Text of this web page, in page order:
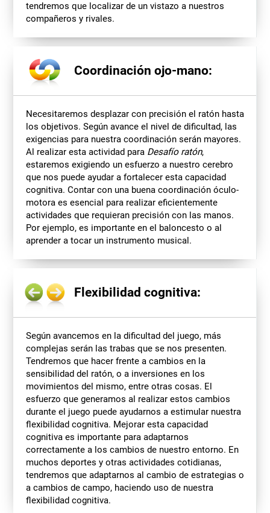
tendremos que localizar de un vistazo a nuestros
compañeros y rivales.
Coordinación ojo-mano:
Necesitaremos desplazar con precisión el ratón hasta
los objetivos. Según avance el nivel de dificultad, las
exigencias para nuestra coordinación serán mayores.
Al realizar esta actividad para Desafío ratón,
estaremos exigiendo un esfuerzo a nuestro cerebro
que nos puede ayudar a fortalecer esta capacidad
cognitiva. Contar con una buena coordinación óculo-
motora es esencial para realizar eficientemente
actividades que requieran precisión con las manos.
Por ejemplo, es importante en el baloncesto o al
aprender a tocar un instrumento musical.
Flexibilidad cognitiva:
Según avancemos en la dificultad del juego, más
complejas serán las trabas que se nos presenten.
Tendremos que hacer frente a cambios en la
sensibilidad del ratón, o a inversiones en los
movimientos del mismo, entre otras cosas. El
esfuerzo que generamos al realizar estos cambios
durante el juego puede ayudarnos a estimular nuestra
flexibilidad cognitiva. Mejorar esta capacidad
cognitiva es importante para adaptarnos
correctamente a los cambios de nuestro entorno. En
muchos deportes y otras actividades cotidianas,
tendremos que adaptarnos al cambio de estrategias o
a cambios de campo, haciendo uso de nuestra
flexibilidad cognitiva.